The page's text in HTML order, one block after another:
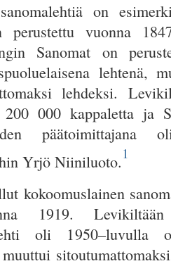
on
perustettu vuonna
Sanomat on
lehtenä,
lehdeksi.
000 kappaletta ja
päätoimittajana
Yrjö Niiniluoto.1
kokoomuslainen
1919. Levikiltään
lehti oli